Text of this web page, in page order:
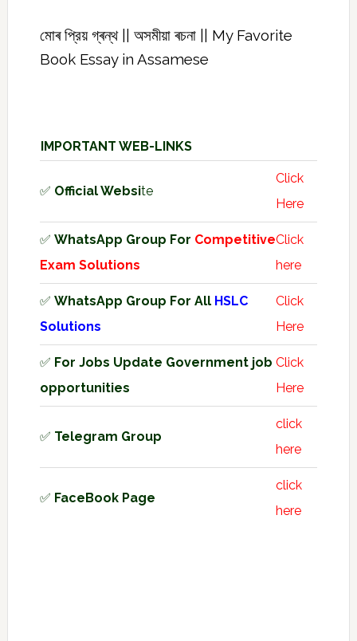
মোৰ প্রিয় গ্ৰন্থ || অসমীয়া ৰচনা || My Favorite
Book Essay in Assamese
IMPORTANT WEB-LINKS
✅ Official Website
Click
Here
✅ WhatsApp Group For Competitive
Exam Solutions
Click
here
✅ WhatsApp Group For All HSLC
Solutions
Click
Here
✅ For Jobs Update Government job
opportunities
Click
Here
✅ Telegram Group
click
here
✅ FaceBook Page
click
here